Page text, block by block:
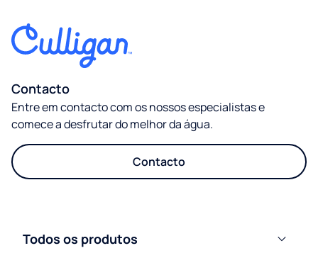
Contacto
Entre em contacto com os nossos especialistas e
comece a desfrutar do melhor da água.
Contacto
Todos os produtos